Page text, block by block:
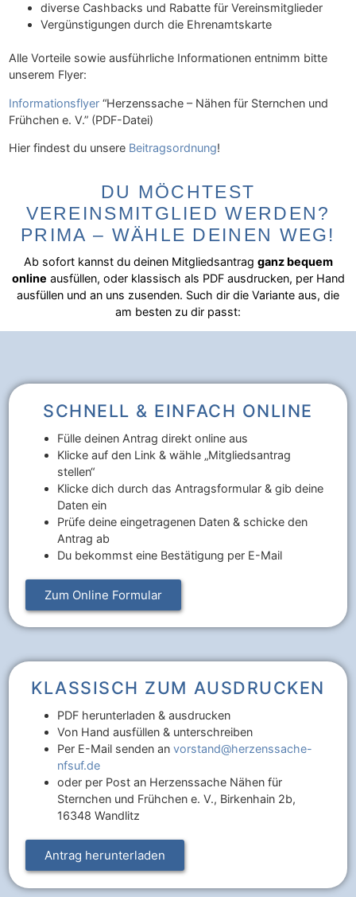
diverse Cashbacks und Rabatte für Vereinsmitglieder
Vergünstigungen durch die Ehrenamtskarte
Alle Vorteile sowie ausführliche Informationen entnimm bitte
unserem Flyer:
Informationsflyer “Herzenssache – Nähen für Sternchen und
Frühchen e. V.” (PDF-Datei)
Hier findest du unsere Beitragsordnung!
DU MÖCHTEST
VEREINSMITGLIED WERDEN?
PRIMA – WÄHLE DEINEN WEG!
Ab sofort kannst du deinen Mitgliedsantrag ganz bequem
online ausfüllen, oder klassisch als PDF ausdrucken, per Hand
ausfüllen und an uns zusenden. Such dir die Variante aus, die
am besten zu dir passt:
SCHNELL & EINFACH ONLINE
Fülle deinen Antrag direkt online aus
Klicke auf den Link & wähle „Mitgliedsantrag
stellen“
Klicke dich durch das Antragsformular & gib deine
Daten ein
Prüfe deine eingetragenen Daten & schicke den
Antrag ab
Du bekommst eine Bestätigung per E-Mail
Zum Online Formular
KLASSISCH ZUM AUSDRUCKEN
PDF herunterladen & ausdrucken
Von Hand ausfüllen & unterschreiben
Per E-Mail senden an vorstand@herzenssache-
nfsuf.de
oder per Post an Herzenssache Nähen für
Sternchen und Frühchen e. V., Birkenhain 2b,
16348 Wandlitz
Antrag herunterladen